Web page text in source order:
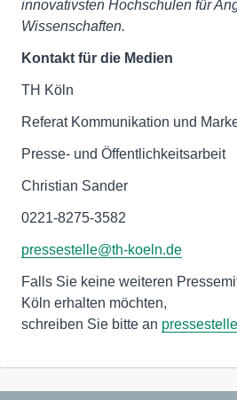
innovativsten Hochschulen für
Wissenschaften.
Kontakt für die Medien
TH Köln
Referat Kommunikation und
Presse- und Öffentlichkeitsarbeit
Christian Sander
0221-8275-3582
pressestelle@th-koeln.de
Falls Sie keine weiteren
Köln erhalten möchten,
schreiben Sie bitte an